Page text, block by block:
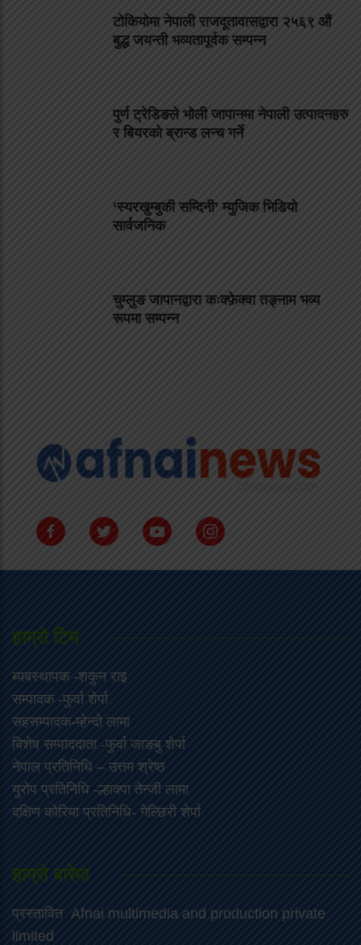
टोकियोमा नेपाली राजदूतावासद्वारा २५६९ औं
बुद्ध जयन्ती भव्यतापूर्वक सम्पन्न
पुर्ण ट्रेडिङले भोली जापानमा नेपाली उत्पादनहरु
र बियरको ब्रान्ड लन्च गर्ने
‘स्यरखुम्बुकी सम्दिनी’ म्युजिक भिडियो
सार्वजनिक
चुम्लुङ जापानद्वारा कःक्फ़ेक्वा तङ्नाम भव्य
रूपमा सम्पन्न
हाम्राे टिम
ब्यबस्थापक -शकुन राइ
सम्पादक -फुर्वा शेर्पा
सहसम्पादक-म्हेन्दो लामा
‍बिशेष सम्पाददाता -फुर्वा जा‌ङबु शेर्पा
नेपाल प्रतिनिधि – उत्तम श्रेष्ठ
युरोप प्रतिनिधि -ल्हाक्पा तेन्जी लामा
दक्षिण कोरिया प्रतिनिधि- गेल्छिरी शेर्पा
हाम्रो बारेमा
प्रस्तावित Afnai multimedia and production private
limited